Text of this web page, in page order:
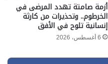
أزمة صامتة تهدد المرضى في
الخرطوم.. وتحذيرات من كارثة
إنسانية تلوح في الأفق
6 أغسطس، 2026